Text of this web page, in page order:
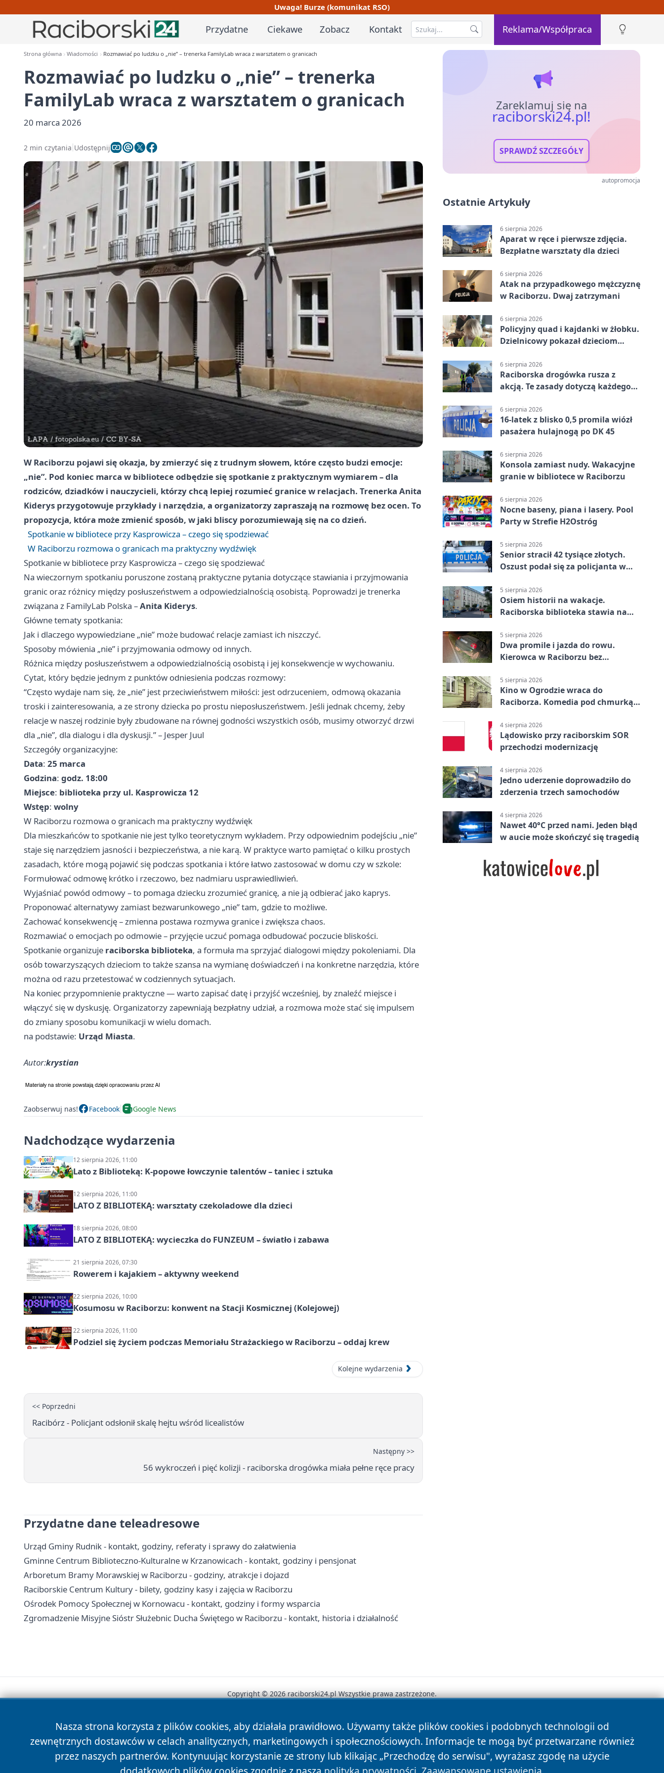
Uwaga! Burze (komunikat RSO)
Przydatne Ciekawe Zobacz Kontakt Reklama/Współpraca
Strona główna Wiadomości Rozmawiać po ludzku o „nie” – trenerka FamilyLab wraca z warsztatem o granicach
Rozmawiać po ludzku o „nie” – trenerka
FamilyLab wraca z warsztatem o granicach
20 marca 2026
2 min czytania Udostępnij
W Raciborzu pojawi się okazja, by zmierzyć się z trudnym słowem, które często budzi emocje:
„nie”. Pod koniec marca w bibliotece odbędzie się spotkanie z praktycznym wymiarem – dla
rodziców, dziadków i nauczycieli, którzy chcą lepiej rozumieć granice w relacjach. Trenerka Anita
Kiderys przygotowuje przykłady i narzędzia, a organizatorzy zapraszają na rozmowę bez ocen. To
propozycja, która może zmienić sposób, w jaki bliscy porozumiewają się na co dzień.
Spotkanie w bibliotece przy Kasprowicza – czego się spodziewać
W Raciborzu rozmowa o granicach ma praktyczny wydźwięk
Spotkanie w bibliotece przy Kasprowicza – czego się spodziewać
Na wieczornym spotkaniu poruszone zostaną praktyczne pytania dotyczące stawiania i przyjmowania
granic oraz różnicy między posłuszeństwem a odpowiedzialnością osobistą. Poprowadzi je trenerka
związana z FamilyLab Polska –Anita Kiderys.
Główne tematy spotkania:
Jak i dlaczego wypowiedziane „nie” może budować relacje zamiast ich niszczyć.
Sposoby mówienia „nie” i przyjmowania odmowy od innych.
Różnica między posłuszeństwem a odpowiedzialnością osobistą i jej konsekwencje w wychowaniu.
Cytat, który będzie jednym z punktów odniesienia podczas rozmowy:
“Często wydaje nam się, że „nie” jest przeciwieństwem miłości: jest odrzuceniem, odmową okazania
troski i zainteresowania, a ze strony dziecka po prostu nieposłuszeństwem. Jeśli jednak chcemy, żeby
relacje w naszej rodzinie były zbudowane na równej godności wszystkich osób, musimy otworzyć drzwi
dla „nie”, dla dialogu i dla dyskusji.” – Jesper Juul
Szczegóły organizacyjne:
Data: 25 marca
Godzina: godz. 18:00
Miejsce: biblioteka przy ul. Kasprowicza 12
Wstęp: wolny
W Raciborzu rozmowa o granicach ma praktyczny wydźwięk
Dla mieszkańców to spotkanie nie jest tylko teoretycznym wykładem. Przy odpowiednim podejściu „nie”
staje się narzędziem jasności i bezpieczeństwa, a nie karą. W praktyce warto pamiętać o kilku prostych
zasadach, które mogą pojawić się podczas spotkania i które łatwo zastosować w domu czy w szkole:
Formułować odmowę krótko i rzeczowo, bez nadmiaru usprawiedliwień.
Wyjaśniać powód odmowy – to pomaga dziecku zrozumieć granicę, a nie ją odbierać jako kaprys.
Proponować alternatywy zamiast bezwarunkowego „nie” tam, gdzie to możliwe.
Zachować konsekwencję – zmienna postawa rozmywa granice i zwiększa chaos.
Rozmawiać o emocjach po odmowie – przyjęcie uczuć pomaga odbudować poczucie bliskości.
Spotkanie organizuje raciborska biblioteka, a formuła ma sprzyjać dialogowi między pokoleniami. Dla
osób towarzyszących dzieciom to także szansa na wymianę doświadczeń i na konkretne narzędzia, które
można od razu przetestować w codziennych sytuacjach.
Na koniec przypomnienie praktyczne — warto zapisać datę i przyjść wcześniej, by znaleźć miejsce i
włączyć się w dyskusję. Organizatorzy zapewniają bezpłatny udział, a rozmowa może stać się impulsem
do zmiany sposobu komunikacji w wielu domach.
na podstawie: Urząd Miasta.
Autor:krystian
Zaobserwuj nas! Facebook Google News
Nadchodzące wydarzenia
12 sierpnia 2026, 11:00
Lato z Biblioteką: K-popowe łowczynie talentów – taniec i sztuka
12 sierpnia 2026, 11:00
LATO Z BIBLIOTEKĄ: warsztaty czekoladowe dla dzieci
18 sierpnia 2026, 08:00
LATO Z BIBLIOTEKĄ: wycieczka do FUNZEUM – światło i zabawa
21 sierpnia 2026, 07:30
Rowerem i kajakiem – aktywny weekend
22 sierpnia 2026, 10:00
Kosumosu w Raciborzu: konwent na Stacji Kosmicznej (Kolejowej)
22 sierpnia 2026, 11:00
Podziel się życiem podczas Memoriału Strażackiego w Raciborzu – oddaj krew
Kolejne wydarzenia
<< Poprzedni
Racibórz - Policjant odsłonił skalę hejtu wśród licealistów
Następny >>
56 wykroczeń i pięć kolizji - raciborska drogówka miała pełne ręce pracy
Przydatne dane teleadresowe
Urząd Gminy Rudnik - kontakt, godziny, referaty i sprawy do załatwienia
Gminne Centrum Biblioteczno-Kulturalne w Krzanowicach - kontakt, godziny i pensjonat
Arboretum Bramy Morawskiej w Raciborzu - godziny, atrakcje i dojazd
Raciborskie Centrum Kultury - bilety, godziny kasy i zajęcia w Raciborzu
Ośrodek Pomocy Społecznej w Kornowacu - kontakt, godziny i formy wsparcia
Zgromadzenie Misyjne Sióstr Służebnic Ducha Świętego w Raciborzu - kontakt, historia i działalność
Zareklamuj się na
raciborski24.pl!
SPRAWDŹ SZCZEGÓŁY
autopromocja
Ostatnie Artykuły
6 sierpnia 2026
Aparat w ręce i pierwsze zdjęcia.
Bezpłatne warsztaty dla dzieci
6 sierpnia 2026
Atak na przypadkowego mężczyznę
w Raciborzu. Dwaj zatrzymani
6 sierpnia 2026
Policyjny quad i kajdanki w żłobku.
Dzielnicowy pokazał dzieciom
6 sierpnia 2026
Raciborska drogówka rusza z
akcją. Te zasady dotyczą każdego
6 sierpnia 2026
16-latek z blisko 0,5 promila wiózł
pasażera hulajnogą po DK 45
6 sierpnia 2026
Konsola zamiast nudy. Wakacyjne
granie w bibliotece w Raciborzu
6 sierpnia 2026
Nocne baseny, piana i lasery. Pool
Party w Strefie H2Ostróg
5 sierpnia 2026
Senior stracił 42 tysiące złotych.
Oszust podał się za policjanta w
5 sierpnia 2026
Osiem historii na wakacje.
Raciborska biblioteka stawia na
5 sierpnia 2026
Dwa promile i jazda do rowu.
Kierowca w Raciborzu bez
5 sierpnia 2026
Kino w Ogrodzie wraca do
Raciborza. Komedia pod chmurką
4 sierpnia 2026
Lądowisko przy raciborskim SOR
przechodzi modernizację
4 sierpnia 2026
Jedno uderzenie doprowadziło do
zderzenia trzech samochodów
4 sierpnia 2026
Nawet 40°C przed nami. Jeden błąd
w aucie może skończyć się tragedią
Nasza strona korzysta z plików cookies, aby działała prawidłowo. Używamy także plików cookies i podobnych technologii od
zewnętrznych dostawców w celach analitycznych, marketingowych i społecznościowych. Informacje te mogą być przetwarzane również
przez naszych partnerów. Kontynuując korzystanie ze strony lub klikając „Przechodzę do serwisu", wyrażasz zgodę na użycie
Copyright © 2026 raciborski24.pl Wszystkie prawa zastrzeżone.
News Autorzy Polityka Prywatności Polityka Cookies